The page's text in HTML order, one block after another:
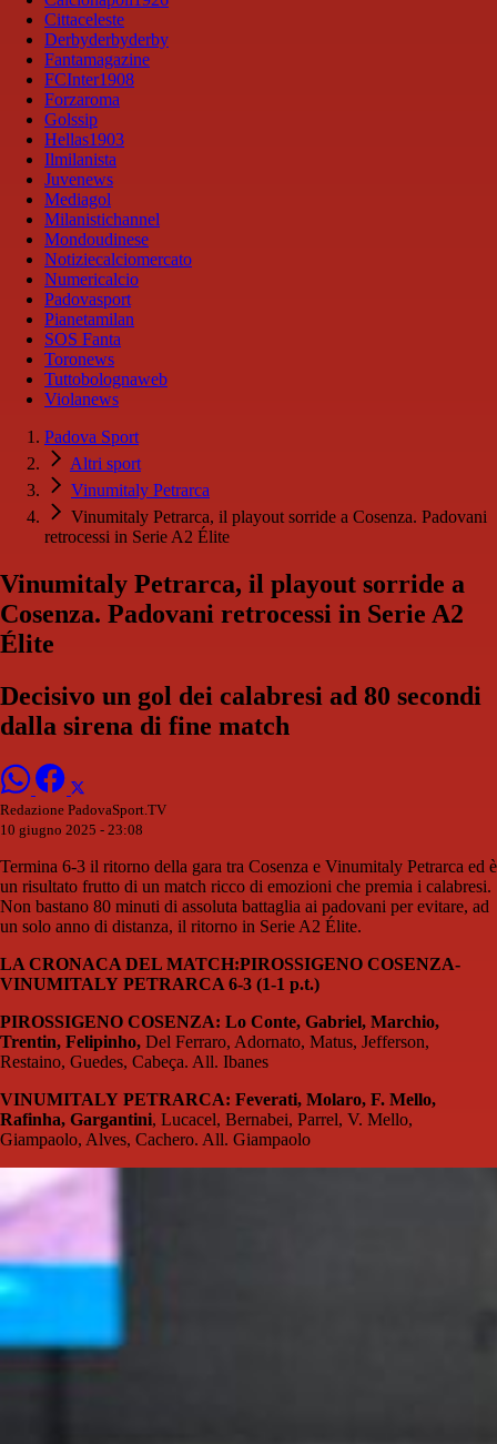
Cittaceleste
Derbyderbyderby
Fantamagazine
FCInter1908
Forzaroma
Golssip
Hellas1903
Ilmilanista
Juvenews
Mediagol
Milanistichannel
Mondoudinese
Notiziecalciomercato
Numericalcio
Padovasport
Pianetamilan
SOS Fanta
Toronews
Tuttobolognaweb
Violanews
Padova Sport
Altri sport
Vinumitaly Petrarca
Vinumitaly Petrarca, il playout sorride a Cosenza. Padovani
retrocessi in Serie A2 Élite
Vinumitaly Petrarca, il playout sorride a
Cosenza. Padovani retrocessi in Serie A2
Élite
Decisivo un gol dei calabresi ad 80 secondi
dalla sirena di fine match
Redazione PadovaSport.TV
10 giugno 2025 - 23:08
Termina 6-3 il ritorno della gara tra Cosenza e Vinumitaly Petrarca ed è
un risultato frutto di un match ricco di emozioni che premia i calabresi.
Non bastano 80 minuti di assoluta battaglia ai padovani per evitare, ad
un solo anno di distanza, il ritorno in Serie A2 Élite.
LA CRONACA DEL MATCH:PIROSSIGENO COSENZA-
VINUMITALY PETRARCA 6-3 (1-1 p.t.)
PIROSSIGENO COSENZA: Lo Conte, Gabriel, Marchio,
Trentin, Felipinho, Del Ferraro, Adornato, Matus, Jefferson,
Restaino, Guedes, Cabeça. All. Ibanes
VINUMITALY PETRARCA: Feverati, Molaro, F. Mello,
Rafinha, Gargantini, Lucacel, Bernabei, Parrel, V. Mello,
Giampaolo, Alves, Cachero. All. Giampaolo